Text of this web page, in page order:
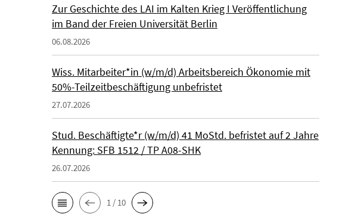
Zur Geschichte des LAI im Kalten Krieg I Veröffentlichung
im Band der Freien Universität Berlin
06.08.2026
Wiss. Mitarbeiter*in (w/m/d) Arbeitsbereich Ökonomie mit
50%-Teilzeitbeschäftigung unbefristet
27.07.2026
Stud. Beschäftigte*r (w/m/d) 41 MoStd. befristet auf 2 Jahre
Kennung: SFB 1512 / TP A08-SHK
26.07.2026
1 / 10